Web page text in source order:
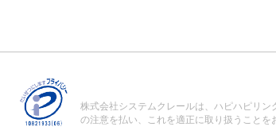
株式会社システムクレールは、ハピハピリ
の注意を払い、これを適正に取り扱うことを